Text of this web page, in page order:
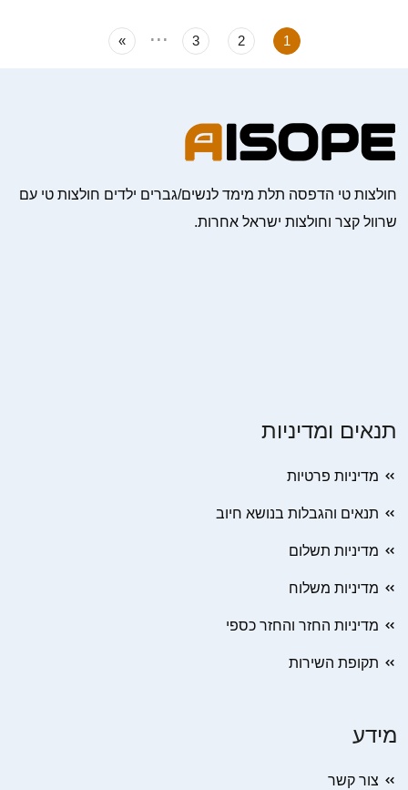
1
2
3
...
»
חולצות טי הדפסה תלת מימד לנשים/גברים ילדים חולצות טי עם
שרוול קצר וחולצות ישראל אחרות.
תנאים ומדיניות
מדיניות פרטיות
תנאים והגבלות בנושא חיוב
מדיניות תשלום
מדיניות משלוח
מדיניות החזר והחזר כספי
תקופת השירות
מידע
צור קשר